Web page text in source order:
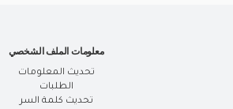
معلومات الملف الشخصي
تحديث المعلومات
الطلبات
تحديث كلمة السر